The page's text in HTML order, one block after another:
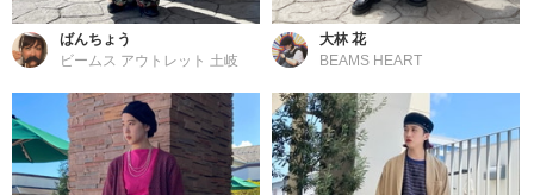
ばんちょう
ビームス アウトレット 土岐
大林 花
BEAMS HEART